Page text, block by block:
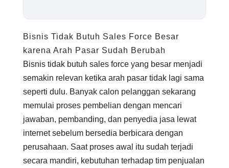
Bisnis Tidak Butuh Sales Force Besar
karena Arah Pasar Sudah Berubah
Bisnis tidak butuh sales force yang besar menjadi
semakin relevan ketika arah pasar tidak lagi sama
seperti dulu. Banyak calon pelanggan sekarang
memulai proses pembelian dengan mencari
jawaban, pembanding, dan penyedia jasa lewat
internet sebelum bersedia berbicara dengan
perusahaan. Saat proses awal itu sudah terjadi
secara mandiri, kebutuhan terhadap tim penjualan